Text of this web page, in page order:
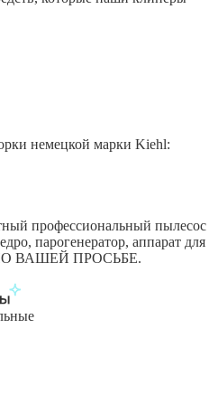
немецкой марки Kiehl:
профессиональный пылесос
парогенератор, аппарат для
ПО ВАШЕЙ ПРОСЬБЕ.